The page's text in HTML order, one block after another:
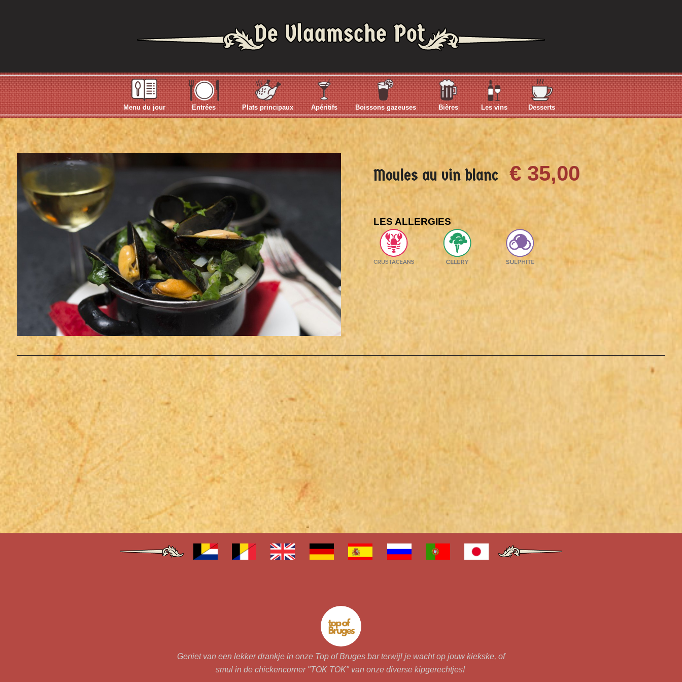
Menu du jour Entrées Plats principaux Apéritifs Boissons gazeuses Bières Les vins Desserts
Moules au vin blanc € 35,00
LES ALLERGIES
Geniet van een lekker drankje in onze Top of Bruges bar terwijl je wacht op jouw kiekske, of
smul in de chickencorner "TOK TOK" van onze diverse kipgerechtjes!